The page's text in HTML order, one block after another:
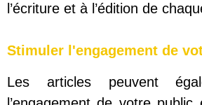
l’écriture et à l’édition de
Stimuler l'engagement de
Les articles peuvent